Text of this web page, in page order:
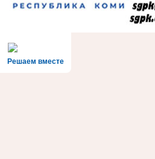
Решаем вместе